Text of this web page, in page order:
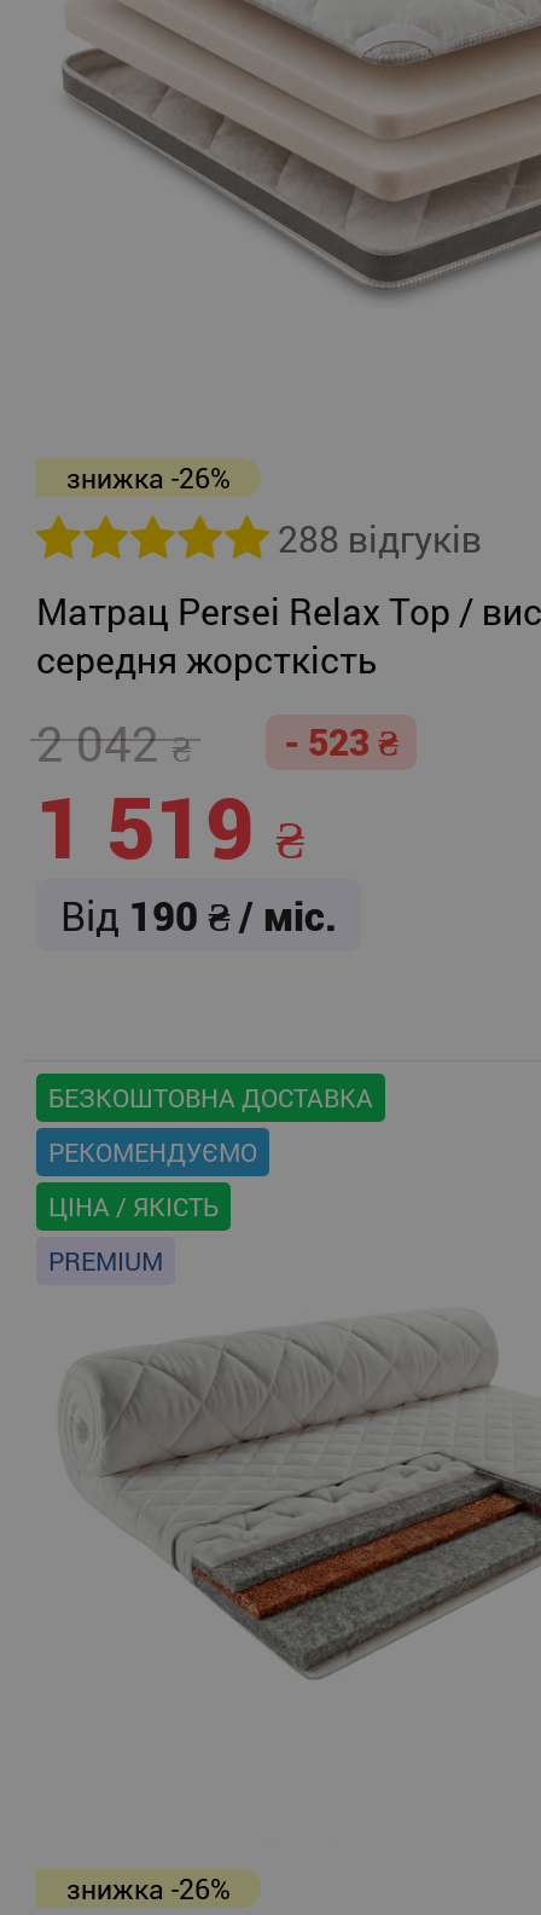
знижка -26%
288 відгуків
Матрац Persei Relax Top /
середня жорсткість
2 042 - 523
1 519
Від 190 / міс.
БЕЗКОШТОВНА ДОСТАВКА
РЕКОМЕНДУЄМО
ЦІНА / ЯКІСТЬ
PREMIUM
знижка -26%